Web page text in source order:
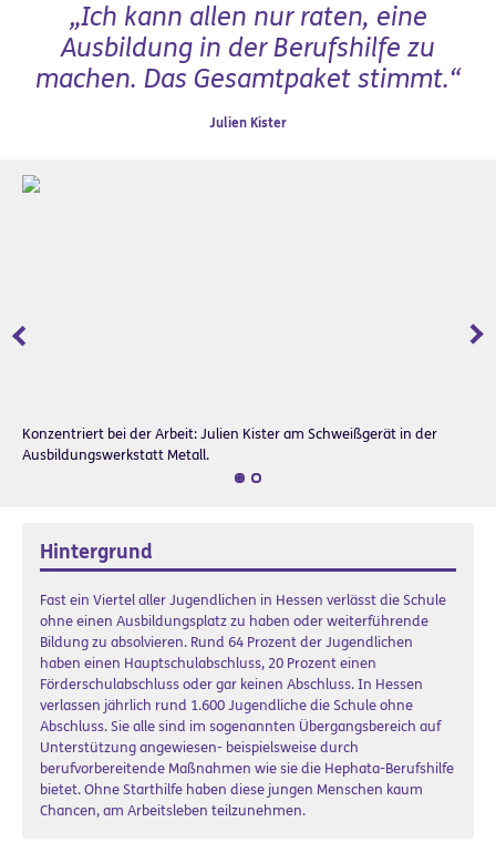
„Ich kann allen nur raten, eine
Ausbildung in der Berufshilfe zu
machen. Das Gesamtpaket stimmt.“
Julien Kister
Konzentriert bei der Arbeit: Julien Kister am Schweißgerät in der
Ausbildungswerkstatt Metall.
Zurück
Hintergrund
Fast ein Viertel aller Jugendlichen in Hessen verlässt die Schule
ohne einen Ausbildungsplatz zu haben oder weiterführende
Bildung zu absolvieren. Rund 64 Prozent der Jugendlichen
haben einen Hauptschulabschluss, 20 Prozent einen
Förderschulabschluss oder gar keinen Abschluss. In Hessen
verlassen jährlich rund 1.600 Jugendliche die Schule ohne
Abschluss. Sie alle sind im sogenannten Übergangsbereich auf
Unterstützung angewiesen- beispielsweise durch
berufvorbereitende Maßnahmen wie sie die Hephata-Berufshilfe
bietet. Ohne Starthilfe haben diese jungen Menschen kaum
Chancen, am Arbeitsleben teilzunehmen.